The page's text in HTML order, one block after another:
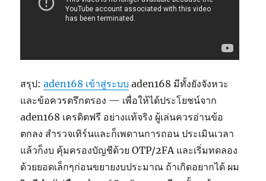
สรุป:aden168 เข้าสู่ระบบ aden168 มีทั้งยังจังหวะ
และข้อควรตรึกตรอง — เพื่อให้ได้ประโยชน์จาก
aden168 เครดิตฟรี อย่างแท้จริง ผู้เล่นควรอ่านข้อ
ตกลง สำรวจเทิร์นและก็เพดานการถอน ประเมินเวลา
แล้วก็งบ คุ้มครองบัญชีด้วย OTP/2FA และเริ่มทดลอง
ด้วยยอดเล็กๆก่อนขยายงบประมาณ ถ้าเกิดอยากได้ ผม